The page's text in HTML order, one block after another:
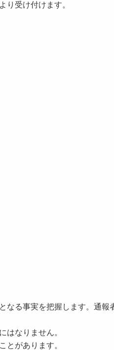
り受け付けます。
なる事実を把握します。通報
はなりません。
とがあります。